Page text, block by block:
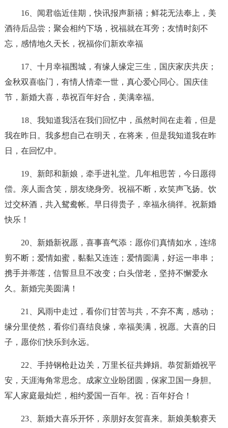
16、闻君临近佳期，快讯报声新禧；鲜花无法奉上，美
酒待后品尝；聚会相约下场，祝福就在耳旁；友情时刻不
忘，感情地久天长，祝福你们新欢幸福
17、十月幸福围城，有缘人缘定三生，国庆家庆共庆；
金秋双喜临门，有情人情牵一世，真心爱心同心。国庆佳
节，新婚大喜，恭祝百年好合，美满幸福。
18、我知道我活在我们回忆中，虽然时间在走着，但是
我在昨日。我多想自己在明天，在将来，但是我知道我在昨
日，在回忆中。
19、新郎和新娘，牵手进礼堂。几年相思苦，今日愿得
偿。亲人面含笑，朋友绕身旁。祝福不断，欢笑声飞扬。饮
过交杯酒，共入鸳鸯帐。早日得贵子，幸福永徜徉。祝新婚
快乐！
20、新婚新祝愿，喜事喜气添：愿你们真情如水，连绵
剪不断；爱情如蜜，黏黏又连连；爱情圆满，好运一串串；
携手并蒂莲，信誓旦旦不改变；白头偕老，坚持不懈爱永
久。新婚完美圆满！
21、风雨中走过，看你们甘苦与共，不弃不离，感动；
缘分里使然，看你们喜结良缘，幸福美满，祝愿。大喜的日
子，愿你们快乐到永远。
22、手持钢枪赴边关，万里长征共婵娟。恭贺新婚祝平
安，天涯海角常思念。成家立业盼团圆，保家卫国一身胆。
军人家庭最灿烂，相约爱国一百年。祝：百年好合！
23、新婚大喜乐开怀，亲朋好友贺喜来。新娘美貌赛天